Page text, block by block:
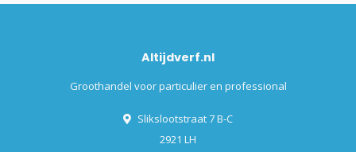
Altijdverf.nl
Groothandel voor particulier en professional
Slikslootstraat 7 B-C
2921 LH